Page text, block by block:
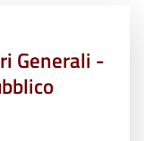
Generali -